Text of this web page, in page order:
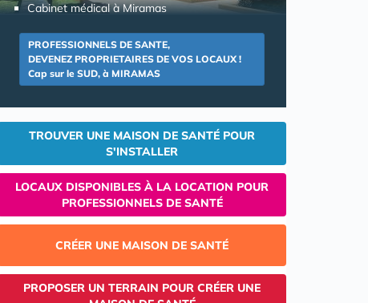
Cabinet médical à Miramas
PROFESSIONNELS DE SANTE,
DEVENEZ PROPRIETAIRES DE VOS LOCAUX !
Cap sur le SUD, à MIRAMAS
TROUVER UNE MAISON DE SANTÉ POUR
S'INSTALLER
LOCAUX DISPONIBLES À LA LOCATION POUR
PROFESSIONNELS DE SANTÉ
CRÉER UNE MAISON DE SANTÉ
PROPOSER UN TERRAIN POUR CRÉER UNE